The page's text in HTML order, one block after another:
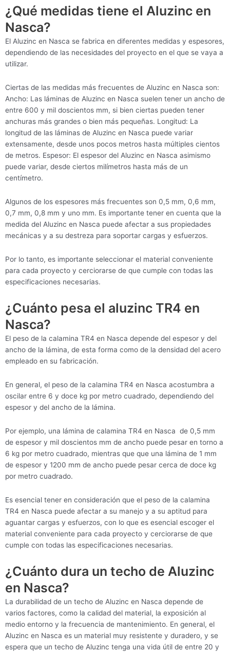
¿Qué medidas tiene el Aluzinc en
Nasca?
El Aluzinc en Nasca se fabrica en diferentes medidas y espesores,
dependiendo de las necesidades del proyecto en el que se vaya a
utilizar.
Ciertas de las medidas más frecuentes de Aluzinc en Nasca son:
Ancho: Las láminas de Aluzinc en Nasca suelen tener un ancho de
entre 600 y mil doscientos mm, si bien ciertas pueden tener
anchuras más grandes o bien más pequeñas. Longitud: La
longitud de las láminas de Aluzinc en Nasca puede variar
extensamente, desde unos pocos metros hasta múltiples cientos
de metros. Espesor: El espesor del Aluzinc en Nasca asimismo
puede variar, desde ciertos milímetros hasta más de un
centímetro.
Algunos de los espesores más frecuentes son 0,5 mm, 0,6 mm,
0,7 mm, 0,8 mm y uno mm. Es importante tener en cuenta que la
medida del Aluzinc en Nasca puede afectar a sus propiedades
mecánicas y a su destreza para soportar cargas y esfuerzos.
Por lo tanto, es importante seleccionar el material conveniente
para cada proyecto y cerciorarse de que cumple con todas las
especificaciones necesarias.
¿Cuánto pesa el aluzinc TR4 en
Nasca?
El peso de la calamina TR4 en Nasca depende del espesor y del
ancho de la lámina, de esta forma como de la densidad del acero
empleado en su fabricación.
En general, el peso de la calamina TR4 en Nasca acostumbra a
oscilar entre 6 y doce kg por metro cuadrado, dependiendo del
espesor y del ancho de la lámina.
Por ejemplo, una lámina de calamina TR4 en Nasca de 0,5 mm
de espesor y mil doscientos mm de ancho puede pesar en torno a
6 kg por metro cuadrado, mientras que que una lámina de 1 mm
de espesor y 1200 mm de ancho puede pesar cerca de doce kg
por metro cuadrado.
Es esencial tener en consideración que el peso de la calamina
TR4 en Nasca puede afectar a su manejo y a su aptitud para
aguantar cargas y esfuerzos, con lo que es esencial escoger el
material conveniente para cada proyecto y cerciorarse de que
cumple con todas las especificaciones necesarias.
¿Cuánto dura un techo de Aluzinc
en Nasca?
La durabilidad de un techo de Aluzinc en Nasca depende de
varios factores, como la calidad del material, la exposición al
medio entorno y la frecuencia de mantenimiento. En general, el
Aluzinc en Nasca es un material muy resistente y duradero, y se
espera que un techo de Aluzinc tenga una vida útil de entre 20 y